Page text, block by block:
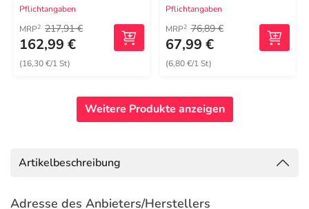
Pflichtangaben
MRP2 217,91 €
162,99 €
(16,30 €/1 St)
Pflichtangaben
MRP2 76,89 €
67,99 €
(6,80 €/1 St)
Weitere Produkte anzeigen
Artikelbeschreibung
Adresse des Anbieters/Herstellers